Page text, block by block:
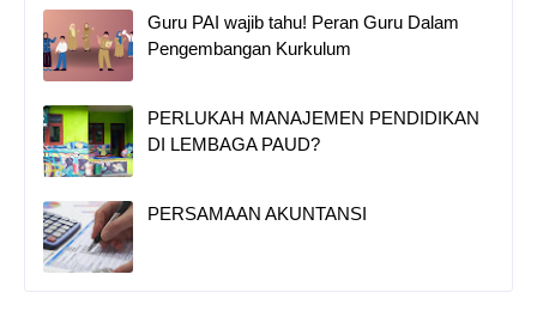
Guru PAI wajib tahu! Peran Guru Dalam
Pengembangan Kurkulum
PERLUKAH MANAJEMEN PENDIDIKAN
DI LEMBAGA PAUD?
PERSAMAAN AKUNTANSI